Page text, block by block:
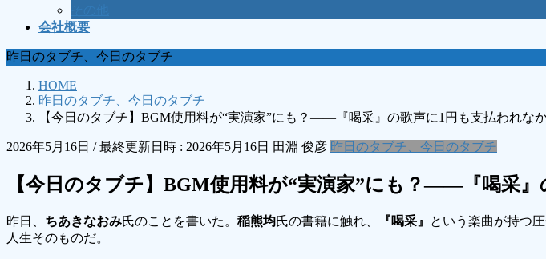
会社概要
昨日のタブチ、今日のタブチ
HOME
昨日のタブチ、今日のタブチ
【今日のタブチ】BGM使用料が“実演家”にも？――『喝采』の歌声に1円も支払われな
2026年5月16日 / 最終更新日時 : 2026年5月16日 田淵 俊彦 昨日のタブチ、今日のタブチ
【今日のタブチ】BGM使用料が“実演家”にも？――『喝采
昨日、 ちあきなおみ氏のことを書いた。 稲熊均氏の書籍に触れ、 『喝采』
という楽曲が持つ
人生そのものだ。